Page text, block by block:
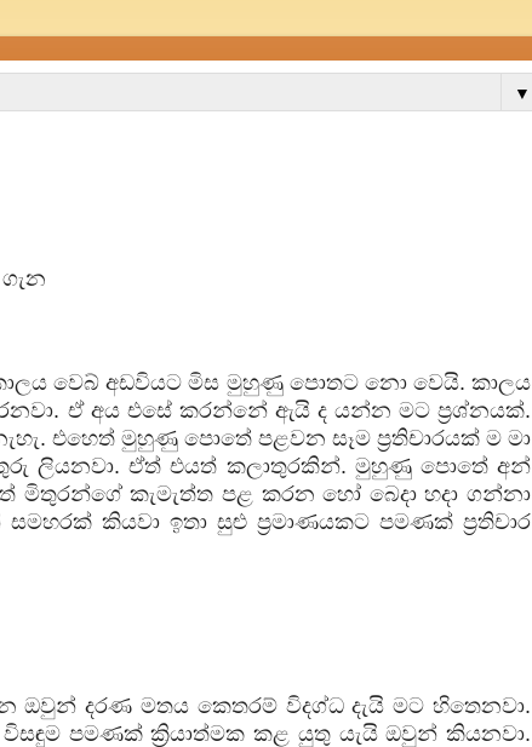
▼
වෙබ් අඩවියට මිස මුහුණු පොතට නො වෙයි. කාලය
ඒ අය එසේ කරන්නේ ඇයි ද යන්න මට ප්‍රශ්නයක්.
එහෙත් මුහුණු පොතේ පළවන සෑම ප්‍රතිචාරයක් ම මා
ලියනවා. ඒත් එයත් කලාතුරකින්. මුහුණු පොතේ අන්
කැමැත්ත පළ කරන හෝ බෙදා හදා ගන්නා
කියවා ඉතා සුළු ප්‍රමාණයකට පමණක් ප්‍රතිචාර
දරණ මතය කෙතරම් විදග්ධ දැයි මට හිතෙනවා.
පමණක් ක්‍රියාත්මක කළ යුතු යැයි ඔවුන් කියනවා.